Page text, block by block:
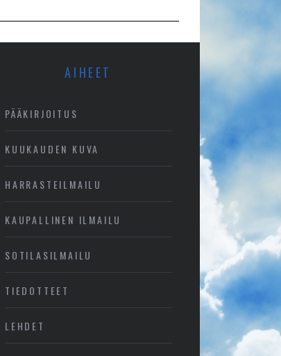
AIHEET
PÄÄKIRJOITUS
KUUKAUDEN KUVA
HARRASTEILMAILU
KAUPALLINEN ILMAILU
SOTILASILMAILU
TIEDOTTEET
LEHDET